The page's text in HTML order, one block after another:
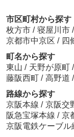
市区町村から探す
枚方市 / 寝屋川市 /
京都市中京区 / 四
町名から探す
東山 / 天野が原町 /
藤阪西町 / 高野道 /
路線から探す
京阪本線 / 京阪交
阪急宝塚本線 / 京
京阪電鉄ケーブル